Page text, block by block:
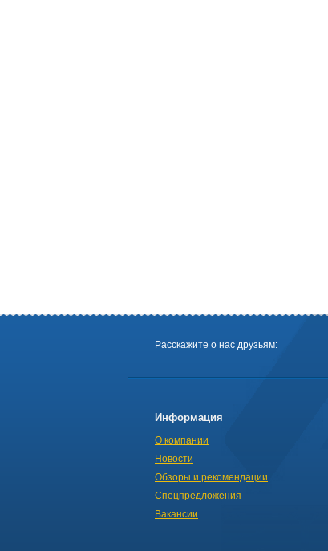
Расскажите о нас друзьям:
Информация
О компании
Новости
Обзоры и рекомендации
Спецпредложения
Вакансии